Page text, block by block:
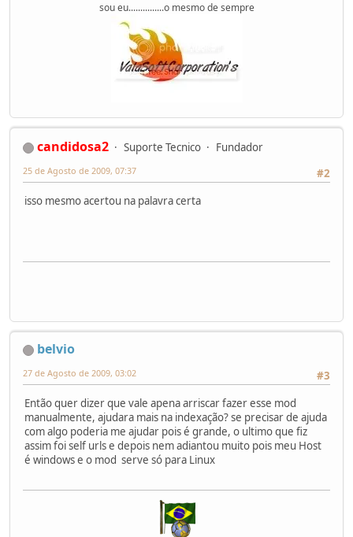
sou eu...............o mesmo de sempre
candidosa2 Suporte Tecnico
Fundador
#2
25 de Agosto de 2009, 07:37
isso mesmo acertou na palavra certa
belvio
#3
27 de Agosto de 2009, 03:02
Então quer dizer que vale apena arriscar fazer esse mod
manualmente, ajudara mais na indexação? se precisar de ajuda
com algo poderia me ajudar pois é grande, o ultimo que fiz
assim foi self urls e depois nem adiantou muito pois meu Host
é windows e o mod serve só para Linux